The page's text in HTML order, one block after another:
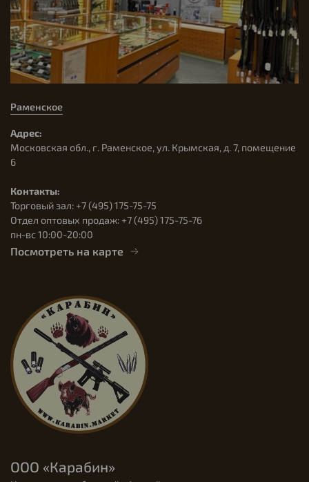
Раменское
Адрес:
Московская обл., г. Раменское, ул. Крымская, д. 7, помещение
6
Контакты:
Торговый зал: +7 (495) 175-75-75
Отдел оптовых продаж: +7 (495) 175-75-76
пн-вс 10:00-20:00
Посмотреть на карте
ООО «Карабин»